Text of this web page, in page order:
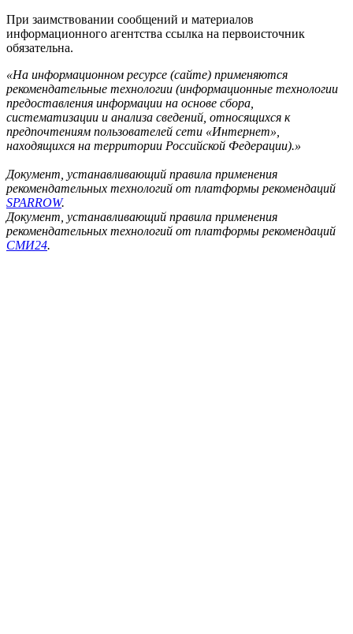
При заимствовании сообщений и материалов
информационного агентства ссылка на первоисточник
обязательна.
«На информационном ресурсе (сайте) применяются
рекомендательные технологии (информационные технологии
предоставления информации на основе сбора,
систематизации и анализа сведений, относящихся к
предпочтениям пользователей сети «Интернет»,
находящихся на территории Российской Федерации).»
Документ, устанавливающий правила применения
рекомендательных технологий от платформы рекомендаций
SPARROW.
Документ, устанавливающий правила применения
рекомендательных технологий от платформы рекомендаций
СМИ24.